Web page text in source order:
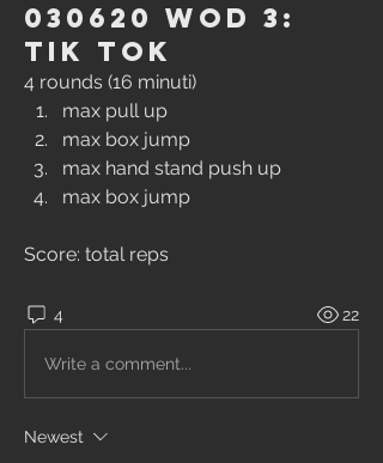
030620 WOD 3:
Tik Tok
4 rounds (16 minuti)
max pull up
max box jump
max hand stand push up
max box jump
Score: total reps
4 22
Write a comment...
Newest